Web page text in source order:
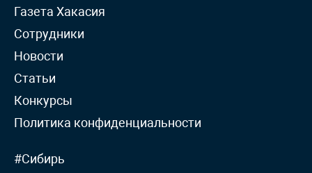
Газета Хакасия
Сотрудники
Новости
Статьи
Конкурсы
Политика конфиденциальности
#Сибирь